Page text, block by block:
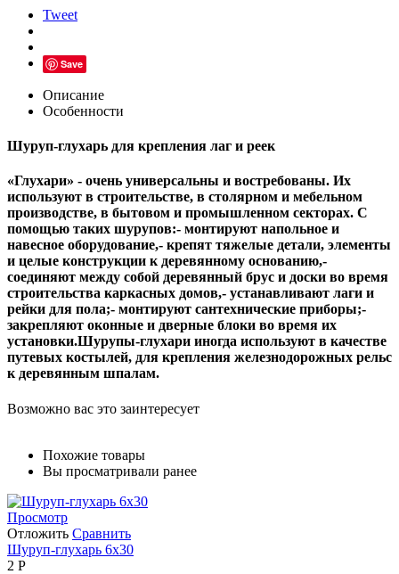
Tweet
Save
Описание
Особенности
Шуруп-глухарь для крепления лаг и реек
«Глухари» - очень универсальны и востребованы. Их
используют в строительстве, в столярном и мебельном
производстве, в бытовом и промышленном секторах. С
помощью таких шурупов:- монтируют напольное и
навесное оборудование,- крепят тяжелые детали, элементы
и целые конструкции к деревянному основанию,-
соединяют между собой деревянный брус и доски во время
строительства каркасных домов,- устанавливают лаги и
рейки для пола;- монтируют сантехнические приборы;-
закрепляют оконные и дверные блоки во время их
установки.Шурупы-глухари иногда используют в качестве
путевых костылей, для крепления железнодорожных рельс
к деревянным шпалам.
Возможно вас это заинтересует
Похожие товары
Вы просматривали ранее
Просмотр
Отложить Сравнить
Шуруп-глухарь 6х30
2 Р